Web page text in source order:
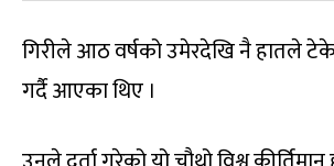
गिरीले आठ वर्षको उमेरदेखि नै हातले
गर्दै आएका थिए ।